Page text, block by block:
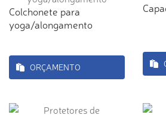
Colchonete para
yoga/alongamento
ORÇAMENTO